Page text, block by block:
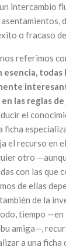
intercambio
o fracaso
referimos
esencia, todas
las reglas de
el
ficha
el recurso en
otro
con las que
de ellas
de la
tiempo
amiga—,
a una ficha